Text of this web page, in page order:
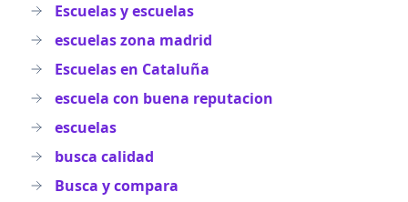
Escuelas y escuelas
escuelas zona madrid
Escuelas en Cataluña
escuela con buena reputacion
escuelas
busca calidad
Busca y compara